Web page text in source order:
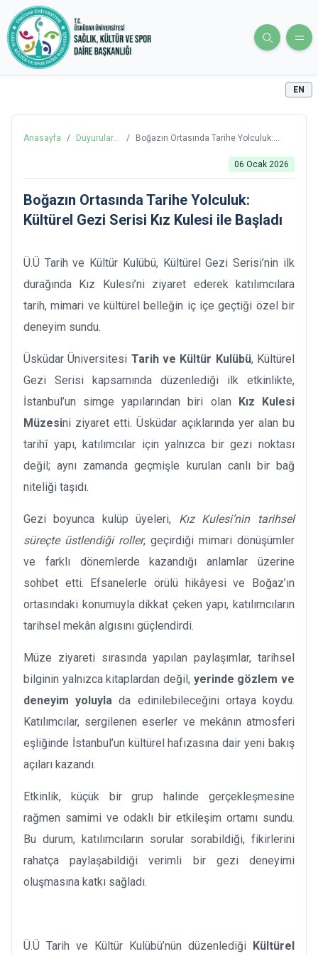
EN
Anasayfa /
Duyurular
/
Boğazın Ortasında Tarihe Yolculuk:
06 Ocak 2026
Boğazın Ortasında Tarihe Yolculuk:
Kültürel Gezi Serisi Kız Kulesi ile Başladı
Ü.Ü Tarih ve Kültür Kulübü, Kültürel Gezi Serisi’nin ilk
durağında Kız Kulesi’ni ziyaret ederek katılımcılara
tarih, mimari ve kültürel belleğin iç içe geçtiği özel bir
deneyim sundu.
Üsküdar Üniversitesi Tarih ve Kültür Kulübü, Kültürel
Gezi Serisi kapsamında düzenlediği ilk etkinlikte,
İstanbul’un simge yapılarından biri olan
Kız Kulesi
Müzesini ziyaret etti. Üsküdar açıklarında yer alan bu
tarihî yapı, katılımcılar için yalnızca bir gezi noktası
değil; aynı zamanda geçmişle kurulan canlı bir bağ
niteliği taşıdı.
Gezi boyunca kulüp üyeleri, Kız Kulesi’nin tarihsel
süreçte üstlendiği roller, geçirdiği mimari dönüşümler
ve farklı dönemlerde kazandığı anlamlar üzerine
sohbet etti. Efsanelerle örülü hikâyesi ve Boğaz’ın
ortasındaki konumuyla dikkat çeken yapı, katılımcıların
tarihsel mekân algısını güçlendirdi.
Müze ziyareti sırasında yapılan paylaşımlar, tarihsel
bilginin yalnızca kitaplardan değil, yerinde gözlem ve
deneyim yoluyla da edinilebileceğini ortaya koydu.
Katılımcılar, sergilenen eserler ve mekânın atmosferi
eşliğinde İstanbul’un kültürel hafızasına dair yeni bakış
açıları kazandı.
Etkinlik, küçük bir grup halinde gerçekleşmesine
rağmen samimi ve odaklı bir etkileşim ortamı sundu.
Bu durum, katılımcıların sorular sorabildiği, fikirlerini
rahatça paylaşabildiği verimli bir gezi deneyimi
oluşmasına katkı sağladı.
Ü.Ü Tarih ve Kültür Kulübü’nün düzenlediği
Kültürel